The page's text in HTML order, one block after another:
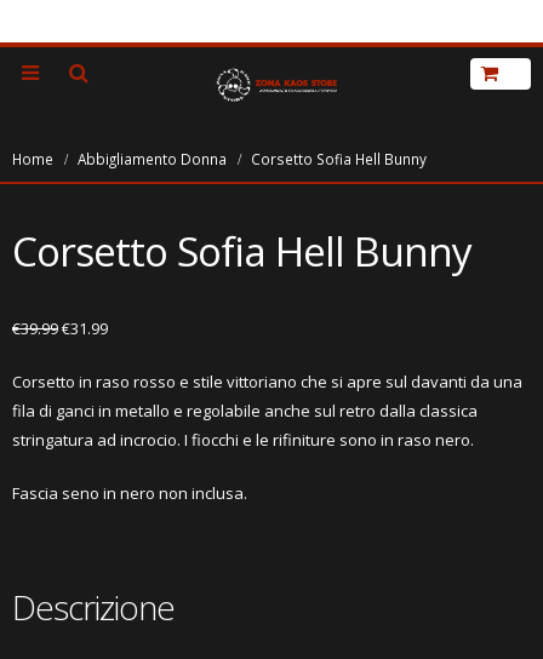
Home Abbigliamento Donna Corsetto Sofia Hell Bunny
Corsetto Sofia Hell Bunny
€39.99€31.99
Corsetto in raso rosso e stile vittoriano che si apre sul davanti da una
fila di ganci in metallo e regolabile anche sul retro dalla classica
stringatura ad incrocio. I fiocchi e le rifiniture sono in raso nero.
Fascia seno in nero non inclusa.
Descrizione